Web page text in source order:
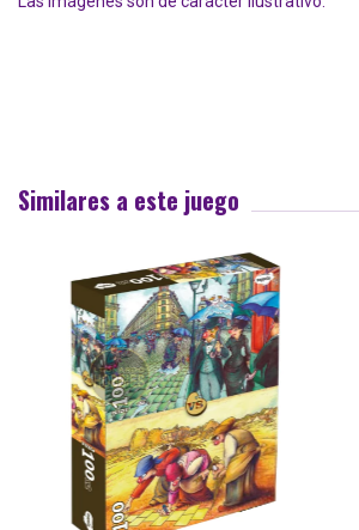
Similares a este juego